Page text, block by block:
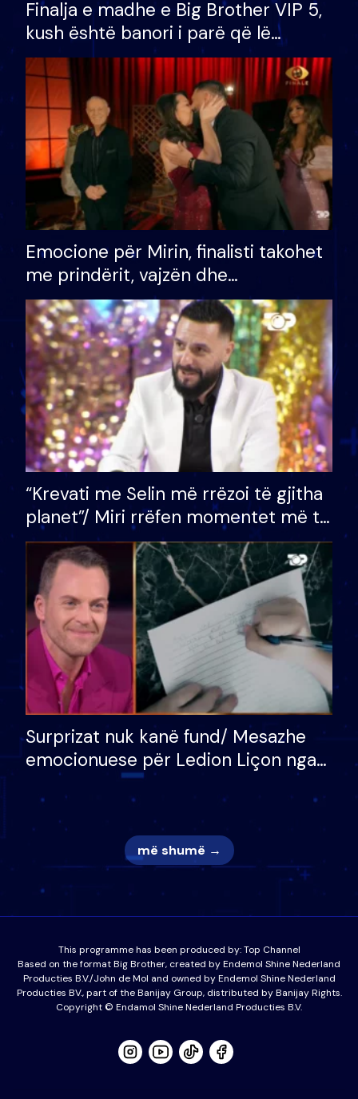
Finalja e madhe e Big Brother VIP 5,
kush është banori i parë që lë
shtëpinë dhe humb mundësinë për
të fituar çmimin e madh
Emocione për Mirin, finalisti takohet
me prindërit, vajzën dhe
bashkëshorten: S’kemi ndonjë letër
divorci apo jo?
“Krevati me Selin më rrëzoi të gjitha
planet”/ Miri rrëfen momentet më të
bukura në shtëpinë e BB VIP: Do më
mungojë zilja e mëngjesit kur…
Surprizat nuk kanë fund/ Mesazhe
emocionuese për Ledion Liçon nga
nëna dhe fëmijët e tij, moderatori
nuk i mban dot lotët: Nuk meritoj…
më shumë →
This programme has been produced by:Top Channel
Based on the format Big Brother, created by Endemol Shine Nederland
Producties B.V./John de Mol and owned by Endemol Shine Nederland
Producties BV., part of the Banijay Group, distributed by Banijay Rights.
Copyright © Endamol Shine Nederland Producties B.V.